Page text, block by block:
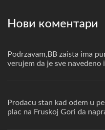
Нови коментари
Podrzavam,BB zaista ima
verujem da je sve navedeno
Prodacu stan kad odem u
plac na Fruskoj Gori da